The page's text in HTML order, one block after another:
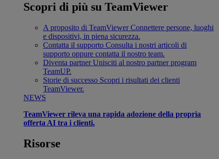
Scopri di più su TeamViewer
A proposito di TeamViewer Connettere persone, luoghi
e dispositivi, in piena sicurezza.
Contatta il supporto Consulta i nostri articoli di
supporto oppure contatta il nostro team.
Diventa partner Unisciti al nostro partner program
TeamUP.
Storie di successo Scopri i risultati dei clienti
TeamViewer.
NEWS
TeamViewer rileva una rapida adozione della propria
offerta AI tra i clienti.
Risorse